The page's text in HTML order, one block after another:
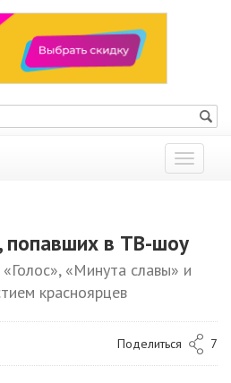
Показать
меню
попавших в ТВ-шоу
«Голос», «Минута славы» и
красноярцев
Поделиться 7